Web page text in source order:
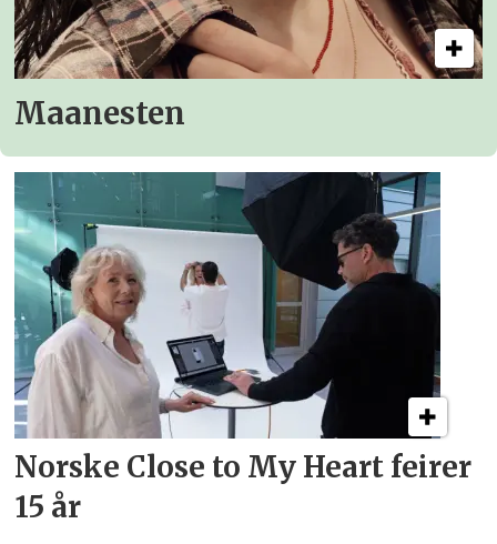
Maanesten
Norske Close to My Heart feirer
15 år